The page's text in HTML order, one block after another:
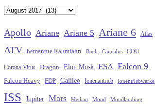
Archiv
Apollo Ariane Ariane 5 Ariane 6 Atlas
ATV bemannte Raumfahrt Buch Cannabis CDU
Corona-Virus Dragon Elon Musk ESA Falcon 9
Falcon Heavy FDP Galileo Ionenantrieb Ionentriebwerke
ISS Jupiter Mars Methan Mond Mondlandung